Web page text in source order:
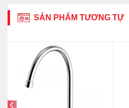
SẢN PHẨM TƯƠNG TỰ